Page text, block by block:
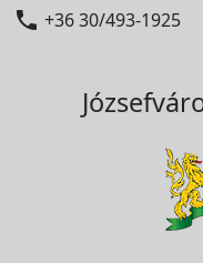
 +36 30/493-1925